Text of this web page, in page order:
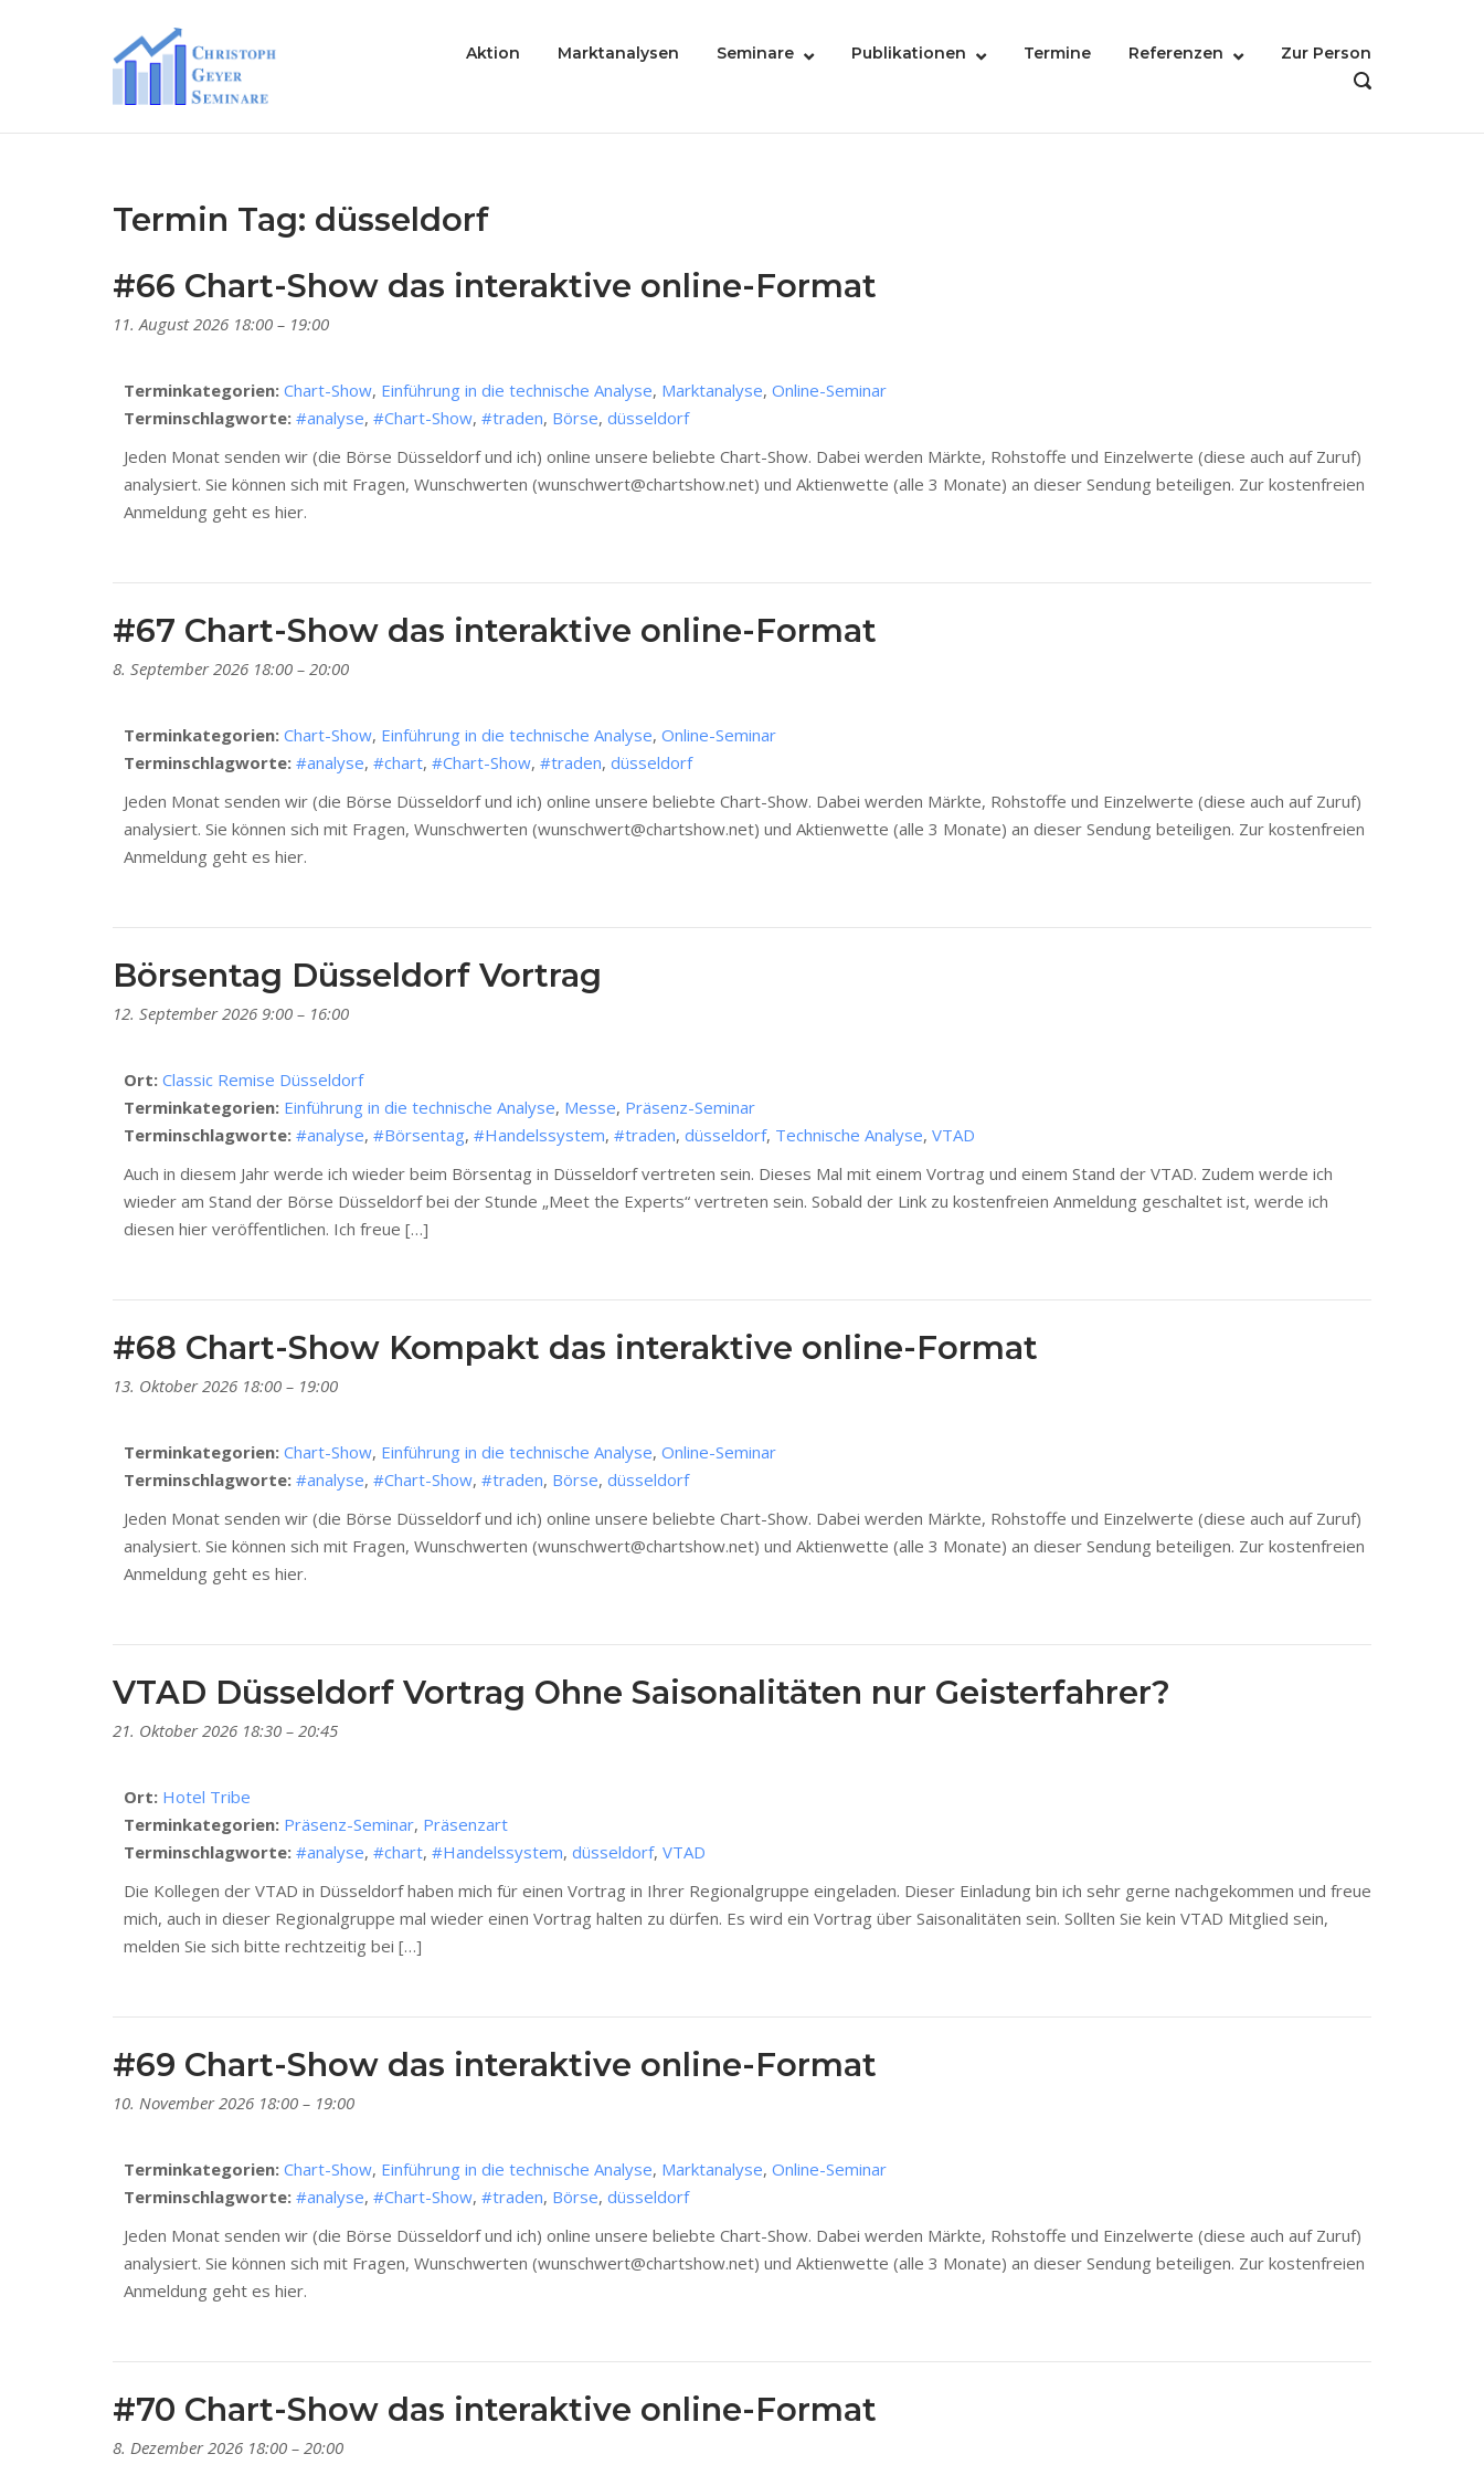
Home
Aktion Marktanalysen Seminare Publikationen Termine Referenzen
Zur Person
OPEN
Termin Tag: düsseldorf
#66 Chart-Show das interaktive online-Format
11. August 2026 18:00 – 19:00
Terminkategorien: Chart-Show, Einführung in die technische Analyse, Marktanalyse, Online-Seminar
Terminschlagworte: #analyse, #Chart-Show, #traden, Börse, düsseldorf
Jeden Monat senden wir (die Börse Düsseldorf und ich) online unsere beliebte Chart-Show. Dabei werden Märkte, Rohstoffe und Einzelwerte (diese auch auf Zuruf)
analysiert. Sie können sich mit Fragen, Wunschwerten (wunschwert@chartshow.net) und Aktienwette (alle 3 Monate) an dieser Sendung beteiligen. Zur kostenfreien
Anmeldung geht es hier.
#67 Chart-Show das interaktive online-Format
8. September 2026 18:00 – 20:00
Terminkategorien: Chart-Show, Einführung in die technische Analyse, Online-Seminar
Terminschlagworte: #analyse, #chart, #Chart-Show, #traden, düsseldorf
Jeden Monat senden wir (die Börse Düsseldorf und ich) online unsere beliebte Chart-Show. Dabei werden Märkte, Rohstoffe und Einzelwerte (diese auch auf Zuruf)
analysiert. Sie können sich mit Fragen, Wunschwerten (wunschwert@chartshow.net) und Aktienwette (alle 3 Monate) an dieser Sendung beteiligen. Zur kostenfreien
Anmeldung geht es hier.
Börsentag Düsseldorf Vortrag
12. September 2026 9:00 – 16:00
Ort: Classic Remise Düsseldorf
Terminkategorien: Einführung in die technische Analyse, Messe, Präsenz-Seminar
Terminschlagworte: #analyse, #Börsentag, #Handelssystem, #traden, düsseldorf, Technische Analyse, VTAD
Auch in diesem Jahr werde ich wieder beim Börsentag in Düsseldorf vertreten sein. Dieses Mal mit einem Vortrag und einem Stand der VTAD. Zudem werde ich
wieder am Stand der Börse Düsseldorf bei der Stunde „Meet the Experts“ vertreten sein. Sobald der Link zu kostenfreien Anmeldung geschaltet ist, werde ich
diesen hier veröffentlichen. Ich freue […]
#68 Chart-Show Kompakt das interaktive online-Format
13. Oktober 2026 18:00 – 19:00
Terminkategorien: Chart-Show, Einführung in die technische Analyse, Online-Seminar
Terminschlagworte: #analyse, #Chart-Show, #traden, Börse, düsseldorf
Jeden Monat senden wir (die Börse Düsseldorf und ich) online unsere beliebte Chart-Show. Dabei werden Märkte, Rohstoffe und Einzelwerte (diese auch auf Zuruf)
analysiert. Sie können sich mit Fragen, Wunschwerten (wunschwert@chartshow.net) und Aktienwette (alle 3 Monate) an dieser Sendung beteiligen. Zur kostenfreien
Anmeldung geht es hier.
VTAD Düsseldorf Vortrag Ohne Saisonalitäten nur Geisterfahrer?
21. Oktober 2026 18:30 – 20:45
Ort: Hotel Tribe
Terminkategorien: Präsenz-Seminar, Präsenzart
Terminschlagworte: #analyse, #chart, #Handelssystem, düsseldorf, VTAD
Die Kollegen der VTAD in Düsseldorf haben mich für einen Vortrag in Ihrer Regionalgruppe eingeladen. Dieser Einladung bin ich sehr gerne nachgekommen und freue
mich, auch in dieser Regionalgruppe mal wieder einen Vortrag halten zu dürfen. Es wird ein Vortrag über Saisonalitäten sein. Sollten Sie kein VTAD Mitglied sein,
melden Sie sich bitte rechtzeitig bei […]
#69 Chart-Show das interaktive online-Format
10. November 2026 18:00 – 19:00
Terminkategorien: Chart-Show, Einführung in die technische Analyse, Marktanalyse, Online-Seminar
Terminschlagworte: #analyse, #Chart-Show, #traden, Börse, düsseldorf
Jeden Monat senden wir (die Börse Düsseldorf und ich) online unsere beliebte Chart-Show. Dabei werden Märkte, Rohstoffe und Einzelwerte (diese auch auf Zuruf)
analysiert. Sie können sich mit Fragen, Wunschwerten (wunschwert@chartshow.net) und Aktienwette (alle 3 Monate) an dieser Sendung beteiligen. Zur kostenfreien
Anmeldung geht es hier.
#70 Chart-Show das interaktive online-Format
8. Dezember 2026 18:00 – 20:00